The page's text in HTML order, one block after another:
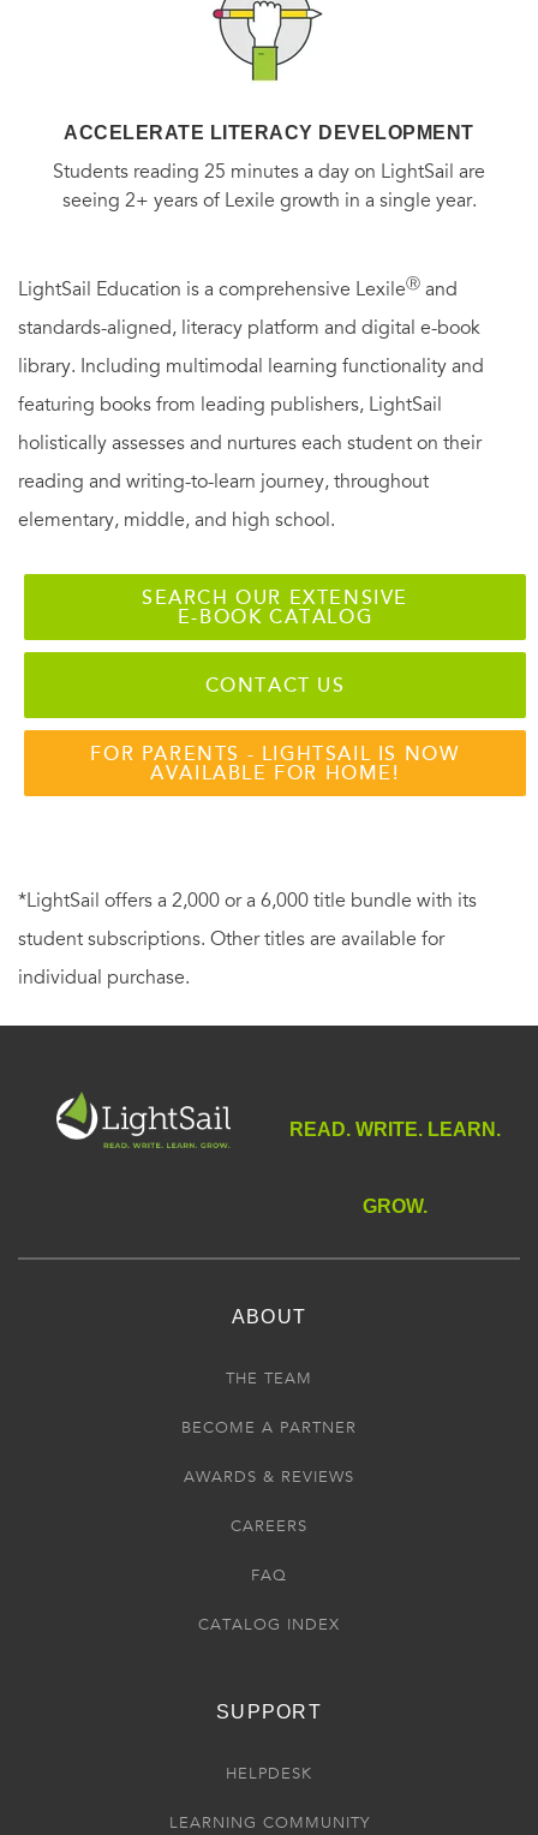
ACCELERATE LITERACY DEVELOPMENT
Students reading 25 minutes a day on LightSail are
seeing 2+ years of Lexile growth in a single year.
LightSail Education is a comprehensive LexileⓇ and
standards-aligned, literacy platform and digital e-book
library. Including multimodal learning functionality and
featuring books from leading publishers, LightSail
holistically assesses and nurtures each student on their
reading and writing-to-learn journey, throughout
elementary, middle, and high school.
SEARCH OUR EXTENSIVE
E-BOOK CATALOG
CONTACT US
FOR PARENTS - LIGHTSAIL IS NOW
AVAILABLE FOR HOME!
*LightSail offers a 2,000 or a 6,000 title bundle with its
student subscriptions. Other titles are available for
individual purchase.
READ. WRITE. LEARN.
GROW.
ABOUT
THE TEAM
BECOME A PARTNER
AWARDS & REVIEWS
CAREERS
FAQ
CATALOG INDEX
SUPPORT
HELPDESK
LEARNING COMMUNITY